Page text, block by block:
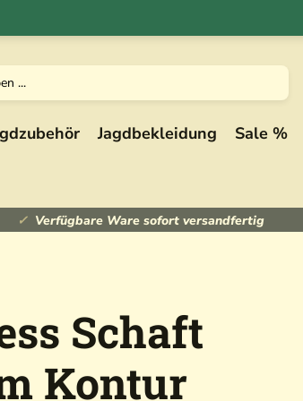
Jagdbekleidung Sale %
Verfügbare Ware sofort versandfertig
Schaft
Kontur